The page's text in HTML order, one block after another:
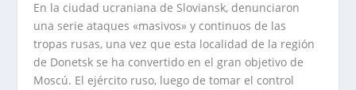
En la ciudad ucraniana de Sloviansk, denunciaron
una serie ataques «masivos» y continuos de las
tropas rusas, una vez que esta localidad de la región
de Donetsk se ha convertido en el gran objetivo de
Moscú. El ejército ruso, luego de tomar el control